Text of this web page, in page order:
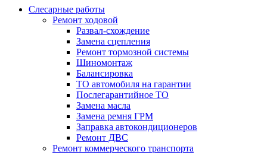
Слесарные работы
Ремонт ходовой
Развал-схождение
Замена сцепления
Ремонт тормозной системы
Шиномонтаж
Балансировка
ТО автомобиля на гарантии
Послегарантийное ТО
Замена масла
Замена ремня ГРМ
Заправка автокондиционеров
Ремонт ДВС
Ремонт коммерческого транспорта